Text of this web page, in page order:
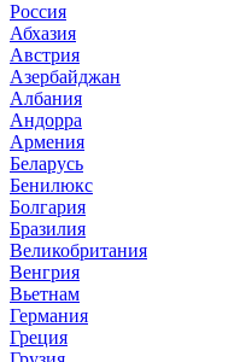
Россия
Абхазия
Австрия
Азербайджан
Албания
Андорра
Армения
Беларусь
Бенилюкс
Болгария
Бразилия
Великобритания
Венгрия
Вьетнам
Германия
Греция